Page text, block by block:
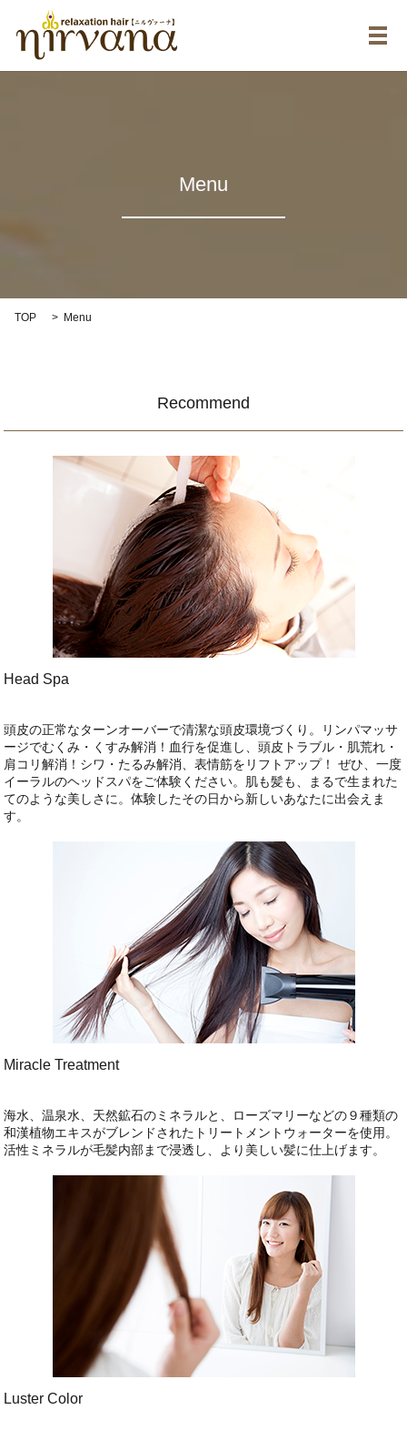
メ
Menu
TOP Menu
Recommend
Head Spa
頭皮の正常なターンオーバーで清潔な頭皮環境づくり。リンパマッサ
ージでむくみ・くすみ解消！血行を促進し、頭皮トラブル・肌荒れ・
肩コリ解消！シワ・たるみ解消、表情筋をリフトアップ！ ぜひ、一度
イーラルのヘッドスパをご体験ください。肌も髪も、まるで生まれた
てのような美しさに。体験したその日から新しいあなたに出会えま
す。
Miracle Treatment
海水、温泉水、天然鉱石のミネラルと、ローズマリーなどの９種類の
和漢植物エキスがブレンドされたトリートメントウォーターを使用。
活性ミネラルが毛髪内部まで浸透し、より美しい髪に仕上げます。
Luster Color